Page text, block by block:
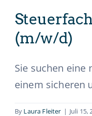
(m/w/d)
Sie suchen eine
einem sicheren
By Laura Fleiter | Juli 15,